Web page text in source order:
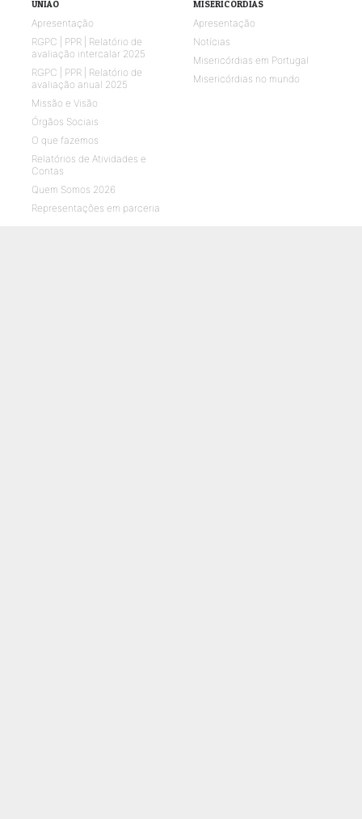
UNIÃO
Apresentação
RGPC | PPR | Relatório de
avaliação intercalar 2025
RGPC | PPR | Relatório de
avaliação anual 2025
Missão e Visão
Órgãos Sociais
O que fazemos
Relatórios de Atividades e
Contas
Quem Somos 2026
Representações em parceria
MISERICÓRDIAS
Apresentação
Notícias
Misericórdias em Portugal
Misericórdias no mundo